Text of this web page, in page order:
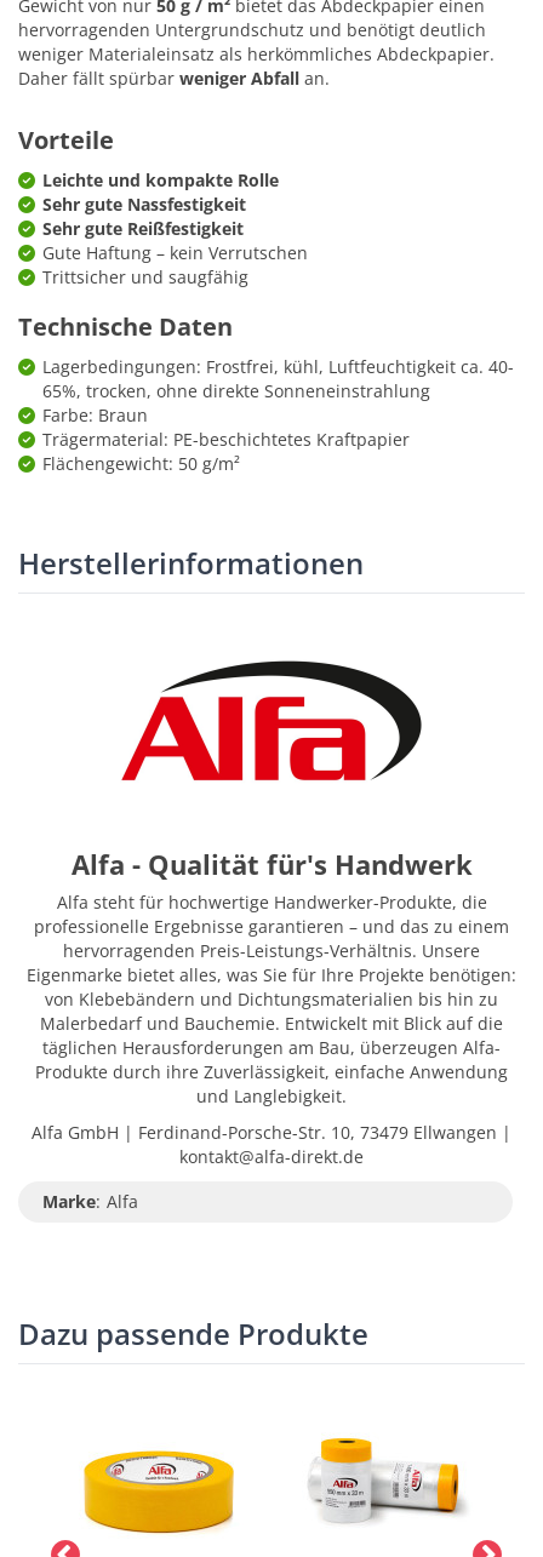
Gewicht von nur 50 g / m² bietet das Abdeckpapier einen
hervorragenden Untergrundschutz und benötigt deutlich
weniger Materialeinsatz als herkömmliches Abdeckpapier.
Daher fällt spürbar weniger Abfall an.
Vorteile
Leichte und kompakte Rolle
Sehr gute Nassfestigkeit
Sehr gute Reißfestigkeit
Gute Haftung – kein Verrutschen
Trittsicher und saugfähig
Technische Daten
Lagerbedingungen: Frostfrei, kühl, Luftfeuchtigkeit ca. 40-
65%, trocken, ohne direkte Sonneneinstrahlung
Farbe: Braun
Trägermaterial: PE-beschichtetes Kraftpapier
Flächengewicht: 50 g/m²
Herstellerinformationen
Alfa - Qualität für's Handwerk
Alfa steht für hochwertige Handwerker-Produkte, die
professionelle Ergebnisse garantieren – und das zu einem
hervorragenden Preis-Leistungs-Verhältnis. Unsere
Eigenmarke bietet alles, was Sie für Ihre Projekte benötigen:
von Klebebändern und Dichtungsmaterialien bis hin zu
Malerbedarf und Bauchemie. Entwickelt mit Blick auf die
täglichen Herausforderungen am Bau, überzeugen Alfa-
Produkte durch ihre Zuverlässigkeit, einfache Anwendung
und Langlebigkeit.
Alfa GmbH | Ferdinand-Porsche-Str. 10, 73479 Ellwangen |
kontakt@alfa-direkt.de
Marke: Alfa
Dazu passende Produkte